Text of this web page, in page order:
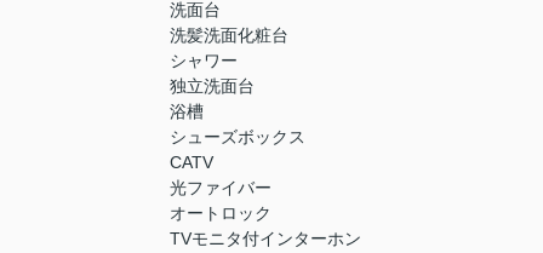
洗面台
洗髪洗面化粧台
シャワー
独立洗面台
浴槽
シューズボックス
CATV
光ファイバー
オートロック
TVモニタ付インターホン